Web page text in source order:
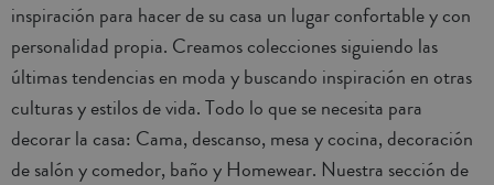
inspiración para hacer de su casa un lugar confortable y con
personalidad propia. Creamos colecciones siguiendo las
últimas tendencias en moda y buscando inspiración en otras
culturas y estilos de vida. Todo lo que se necesita para
decorar la casa: Cama, descanso, mesa y cocina, decoración
de salón y comedor, baño y Homewear. Nuestra sección de